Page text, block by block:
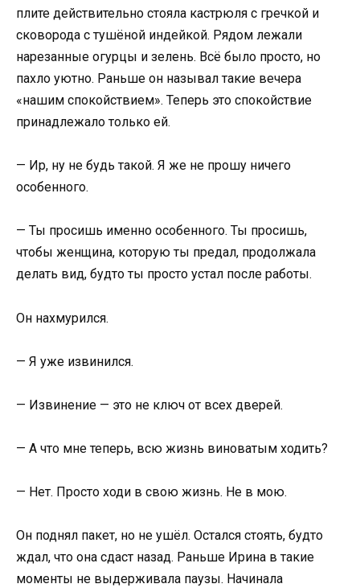
плите действительно стояла кастрюля с гречкой и
сковорода с тушёной индейкой. Рядом лежали
нарезанные огурцы и зелень. Всё было просто, но
пахло уютно. Раньше он называл такие вечера
«нашим спокойствием». Теперь это спокойствие
принадлежало только ей.
— Ир, ну не будь такой. Я же не прошу ничего
особенного.
— Ты просишь именно особенного. Ты просишь,
чтобы женщина, которую ты предал, продолжала
делать вид, будто ты просто устал после работы.
Он нахмурился.
— Я уже извинился.
— Извинение — это не ключ от всех дверей.
— А что мне теперь, всю жизнь виноватым ходить?
— Нет. Просто ходи в свою жизнь. Не в мою.
Он поднял пакет, но не ушёл. Остался стоять, будто
ждал, что она сдаст назад. Раньше Ирина в такие
моменты не выдерживала паузы. Начинала